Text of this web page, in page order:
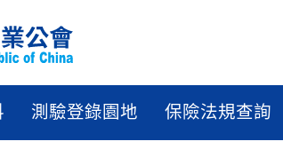
測驗登錄園地 保險法規查詢